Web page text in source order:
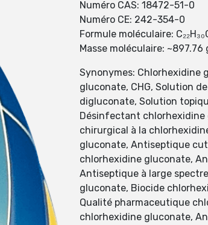
Numéro CAS: 18472-51-0
Numéro CE: 242-354-0
Formule moléculaire:
Masse moléculaire: ~897.76
Synonymes: Chlorhexidine
gluconate, CHG, Solution
digluconate, Solution
Désinfectant
chirurgical à la
gluconate, Antiseptique
chlorhexidine gluconate,
Antiseptique à large
gluconate, Biocide
Qualité pharmaceutique
chlorhexidine gluconate,